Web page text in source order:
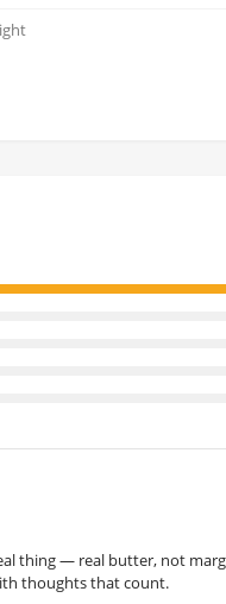
thing — real butter, not
thoughts that count.